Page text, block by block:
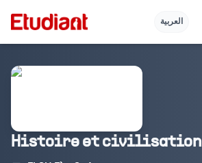
العربية
Histoire et civilisation